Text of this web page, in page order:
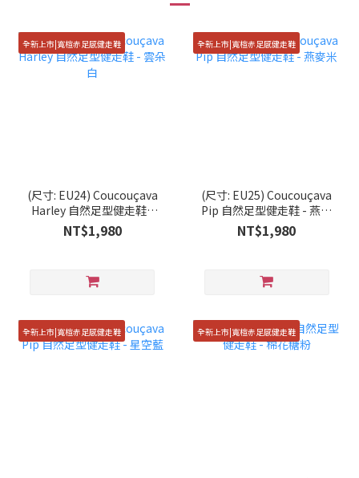
全新上市|寬楦赤足感健走鞋
(尺寸: EU24) Coucouçava
Harley 自然足型健走鞋 -
雲朵白
NT$1,980
全新上市|寬楦赤足感健走鞋
(尺寸: EU25) Coucouçava
Pip 自然足型健走鞋 - 燕麥
米
NT$1,980
全新上市|寬楦赤足感健走鞋 全新上市|寬楦赤足感健走鞋